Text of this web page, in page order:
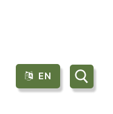
EN